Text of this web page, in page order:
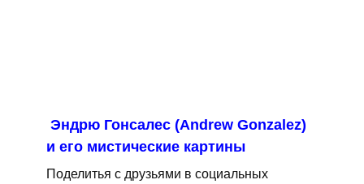
Эндрю Гонсалес (Andrew Gonzalez)
и его мистические картины
Поделитья с друзьями в социальных